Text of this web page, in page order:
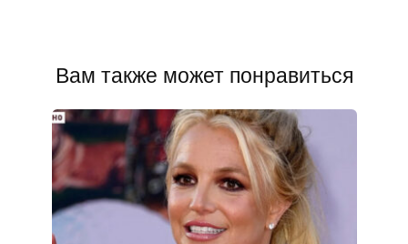
Вам также может понравиться